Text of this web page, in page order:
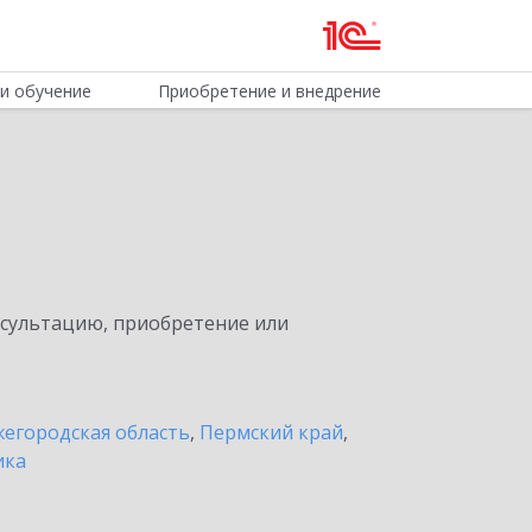
обучение Приобретение и внедрение
приобретение или
область, Пермский край,